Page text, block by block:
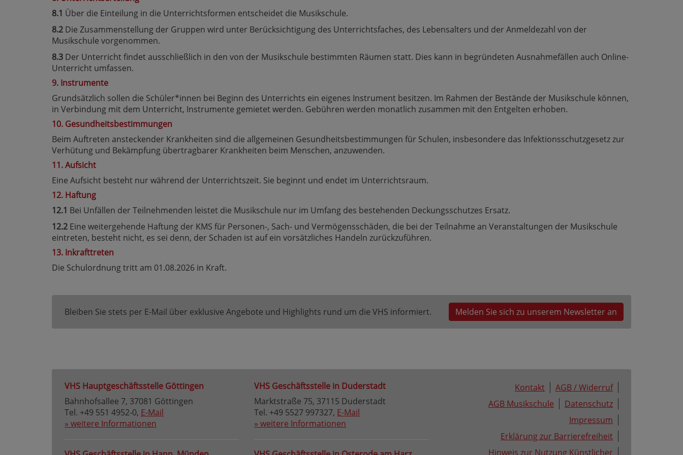
8.1 Über die Einteilung in die Unterrichtsformen entscheidet die Musikschule.
8.2 Die Zusammenstellung der Gruppen wird unter Berücksichtigung des Unterrichtsfaches, des Lebensalters und der Anmeldezahl von der
Musikschule vorgenommen.
8.3 Der Unterricht findet ausschließlich in den von der Musikschule bestimmten Räumen statt. Dies kann in begründeten Ausnahmefällen auch Online-
Unterricht umfassen.
9. Instrumente
Grundsätzlich sollen die Schüler*innen bei Beginn des Unterrichts ein eigenes Instrument besitzen. Im Rahmen der Bestände der Musikschule können,
in Verbindung mit dem Unterricht, Instrumente gemietet werden. Gebühren werden monatlich zusammen mit den Entgelten erhoben.
10. Gesundheitsbestimmungen
Beim Auftreten ansteckender Krankheiten sind die allgemeinen Gesundheitsbestimmungen für Schulen, insbesondere das Infektionsschutzgesetz zur
Verhütung und Bekämpfung übertragbarer Krankheiten beim Menschen, anzuwenden.
11. Aufsicht
Eine Aufsicht besteht nur während der Unterrichtszeit. Sie beginnt und endet im Unterrichtsraum.
12. Haftung
12.1 Bei Unfällen der Teilnehmenden leistet die Musikschule nur im Umfang des bestehenden Deckungsschutzes Ersatz.
12.2 Eine weitergehende Haftung der KMS für Personen-, Sach- und Vermögensschäden, die bei der Teilnahme an Veranstaltungen der Musikschule
eintreten, besteht nicht, es sei denn, der Schaden ist auf ein vorsätzliches Handeln zurückzuführen.
13. Inkrafttreten
Die Schulordnung tritt am 01.08.2026 in Kraft.
Bleiben Sie stets per E-Mail über exklusive Angebote und Highlights rund um die VHS informiert. Melden Sie sich zu unserem Newsletter an
VHS Hauptgeschäftsstelle Göttingen
Bahnhofsallee 7, 37081 Göttingen
Tel. +49 551 4952-0, E-Mail
» weitere Informationen
VHS Geschäftsstelle in Duderstadt
Marktstraße 75, 37115 Duderstadt
Tel. +49 5527 997327, E-Mail
» weitere Informationen
Kontakt
AGB / Widerruf
AGB Musikschule
Datenschutz
Impressum
Erklärung zur Barrierefreiheit
Hinweis zur Nutzung Künstlicher